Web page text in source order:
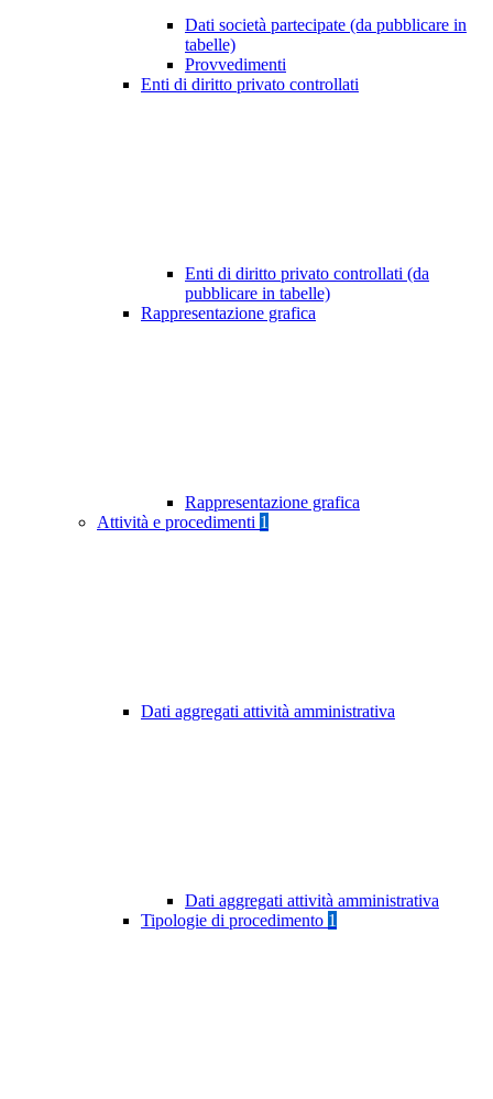
Dati società partecipate (da pubblicare in
tabelle)
Provvedimenti
Enti di diritto privato controllati
Enti di diritto privato controllati (da
pubblicare in tabelle)
Rappresentazione grafica
Rappresentazione grafica
Attività e procedimenti 1
Dati aggregati attività amministrativa
Dati aggregati attività amministrativa
Tipologie di procedimento 1